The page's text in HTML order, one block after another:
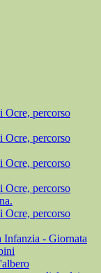
Ocre, percorso
Ocre, percorso
Ocre, percorso
Ocre, percorso
Ocre, percorso
- Giornata